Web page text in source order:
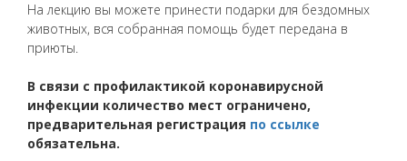
На лекцию вы можете принести подарки для бездомных
животных, вся собранная помощь будет передана в
приюты.
В связи с профилактикой коронавирусной
инфекции количество мест ограничено,
предварительная регистрация по ссылке
обязательна.